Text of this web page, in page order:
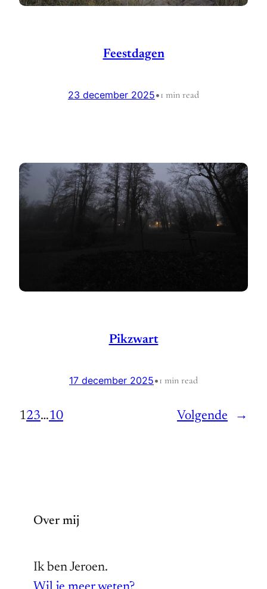
Feestdagen
23 december 2025•1 min read
Pikzwart
17 december 2025•1 min read
123…10 Volgende →
Over mij
Ik ben Jeroen.